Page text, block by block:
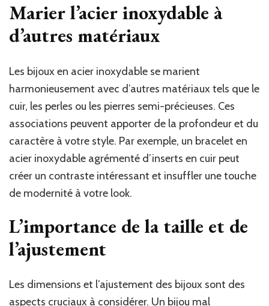
Marier l’acier inoxydable à
d’autres matériaux
Les bijoux en acier inoxydable se marient
harmonieusement avec d’autres matériaux tels que le
cuir, les perles ou les pierres semi-précieuses. Ces
associations peuvent apporter de la profondeur et du
caractère à votre style. Par exemple, un bracelet en
acier inoxydable agrémenté d’inserts en cuir peut
créer un contraste intéressant et insuffler une touche
de modernité à votre look.
L’importance de la taille et de
l’ajustement
Les dimensions et l’ajustement des bijoux sont des
aspects cruciaux à considérer. Un bijou mal